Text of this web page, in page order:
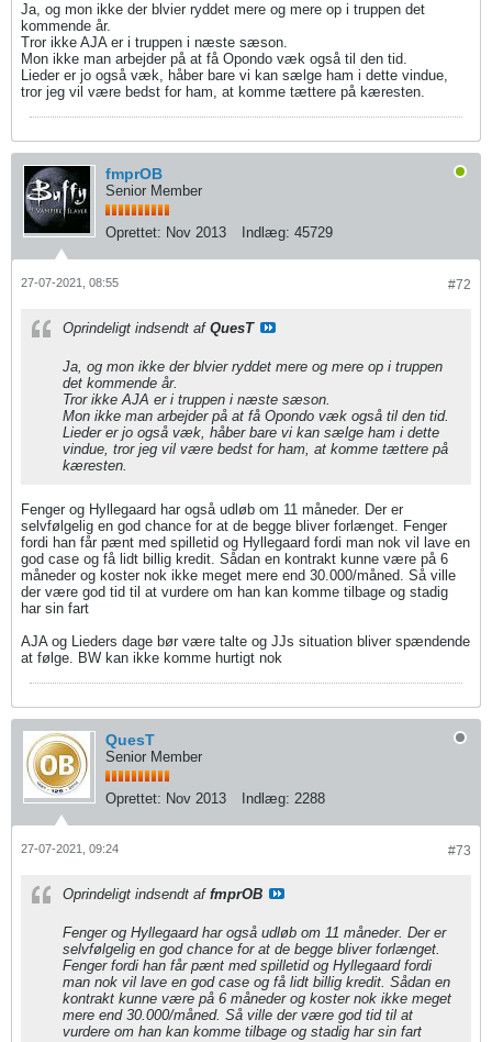
Ja, og mon ikke der blvier ryddet mere og mere op i truppen det
kommende år.
Tror ikke AJA er i truppen i næste sæson.
Mon ikke man arbejder på at få Opondo væk også til den tid.
Lieder er jo også væk, håber bare vi kan sælge ham i dette vindue,
tror jeg vil være bedst for ham, at komme tættere på kæresten.
fmprOB
Senior Member
Oprettet: Nov 2013 Indlæg: 45729
#72
27-07-2021, 08:55
Oprindeligt indsendt af QuesT
Ja, og mon ikke der blvier ryddet mere og mere op i truppen
det kommende år.
Tror ikke AJA er i truppen i næste sæson.
Mon ikke man arbejder på at få Opondo væk også til den tid.
Lieder er jo også væk, håber bare vi kan sælge ham i dette
vindue, tror jeg vil være bedst for ham, at komme tættere på
kæresten.
Fenger og Hyllegaard har også udløb om 11 måneder. Der er
selvfølgelig en god chance for at de begge bliver forlænget. Fenger
fordi han får pænt med spilletid og Hyllegaard fordi man nok vil lave en
god case og få lidt billig kredit. Sådan en kontrakt kunne være på 6
måneder og koster nok ikke meget mere end 30.000/måned. Så ville
der være god tid til at vurdere om han kan komme tilbage og stadig
har sin fart
AJA og Lieders dage bør være talte og JJs situation bliver spændende
at følge. BW kan ikke komme hurtigt nok
QuesT
Senior Member
Oprettet: Nov 2013 Indlæg: 2288
#73
27-07-2021, 09:24
Oprindeligt indsendt af fmprOB
Fenger og Hyllegaard har også udløb om 11 måneder. Der er
selvfølgelig en god chance for at de begge bliver forlænget.
Fenger fordi han får pænt med spilletid og Hyllegaard fordi
man nok vil lave en god case og få lidt billig kredit. Sådan en
kontrakt kunne være på 6 måneder og koster nok ikke meget
mere end 30.000/måned. Så ville der være god tid til at
vurdere om han kan komme tilbage og stadig har sin fart